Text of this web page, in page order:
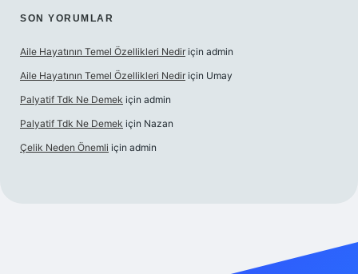
SON YORUMLAR
Aile Hayatının Temel Özellikleri Nedir için admin
Aile Hayatının Temel Özellikleri Nedir için Umay
Palyatif Tdk Ne Demek için admin
Palyatif Tdk Ne Demek için Nazan
Çelik Neden Önemli için admin